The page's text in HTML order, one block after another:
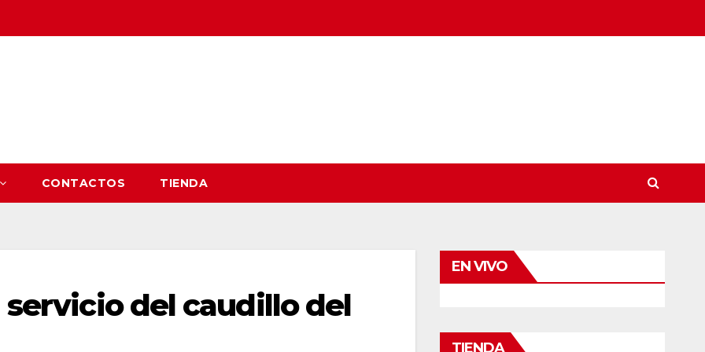
CONTACTOS TIENDA
del caudillo del
EN VIVO
TIENDA